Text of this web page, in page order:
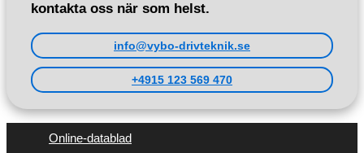
kontakta oss när som helst.
info@vybo-drivteknik.se
+4915 123 569 470
Online-datablad